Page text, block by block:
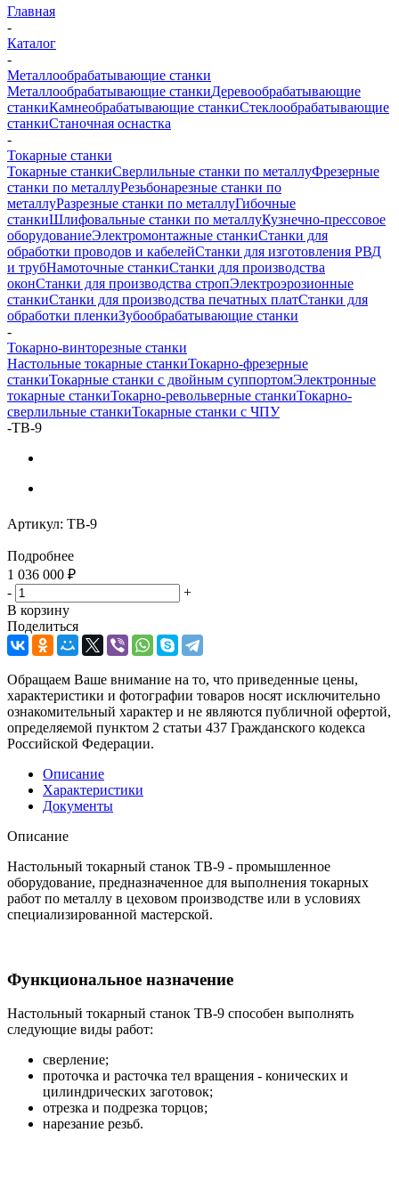
Главная
-
Каталог
-
Металлообрабатывающие станки
Металлообрабатывающие станкиДеревообрабатывающие
станкиКамнеобрабатывающие станкиСтеклообрабатывающие
станкиСтаночная оснастка
-
Токарные станки
Токарные станкиСверлильные станки по металлуФрезерные
станки по металлуРезьбонарезные станки по
металлуРазрезные станки по металлуГибочные
станкиШлифовальные станки по металлуКузнечно-прессовое
оборудованиеЭлектромонтажные станкиСтанки для
обработки проводов и кабелейСтанки для изготовления РВД
и трубНамоточные станкиСтанки для производства
оконСтанки для производства стропЭлектроэрозионные
станкиСтанки для производства печатных платСтанки для
обработки пленкиЗубообрабатывающие станки
-
Токарно-винторезные станки
Настольные токарные станкиТокарно-фрезерные
станкиТокарные станки с двойным суппортомЭлектронные
токарные станкиТокарно-револьверные станкиТокарно-
сверлильные станкиТокарные станки с ЧПУ
-ТВ-9
Артикул: ТВ-9
Подробнее
1 036 000 ₽
-
+
В корзину
Поделиться
Обращаем Ваше внимание на то, что приведенные цены,
характеристики и фотографии товаров носят исключительно
ознакомительный характер и не являются публичной офертой,
определяемой пунктом 2 статьи 437 Гражданского кодекса
Российской Федерации.
Описание
Характеристики
Документы
Описание
Настольный токарный станок ТВ-9 - промышленное
оборудование, предназначенное для выполнения токарных
работ по металлу в цеховом производстве или в условиях
специализированной мастерской.
Функциональное назначение
Настольный токарный станок ТВ-9 способен выполнять
следующие виды работ:
сверление;
проточка и расточка тел вращения - конических и
цилиндрических заготовок;
отрезка и подрезка торцов;
нарезание резьб.